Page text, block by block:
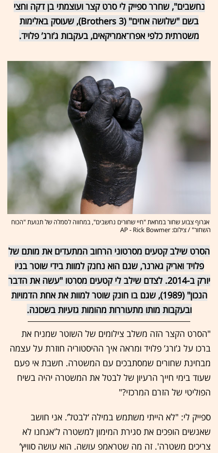
נחשבים", שחרר ספייק לי סרט קצר ועוצמתי בן דקה וחצי
בשם "שלושה אחים" (3 Brothers), שעוסק באלימות
משטרתית כלפי אפרו־אמריקאים, בעקבות ג’ורג’ פלויד.
אגרוף צבוע שחור במחאת "חיי שחורים נחשבים", במחווה לסמלה של תנועת "הכוח
השחור" / צילום: AP - Rick Bowmer
הסרט שילב קטעים מסרטוני הרחוב המתעדים את מותם של
פלויד ואריק גארנר, שגם הוא נחנק למוות בידי שוטר בניו
יורק ב-2014. לצדם שילב לי קטעים מסרטו "עשה את הדבר
הנכון" (1989), שגם בו חונק שוטר למוות את אחת הדמויות
ובעקבות מותו מתעוררות מהומות גזעיות בשכונה.
"הסרט הקצר הזה משלב צילומים של השוטר שמניח את
ברכו על ג’ורג’ פלויד ומראה איך ההיסטוריה חוזרת על עצמה
מבחינת שחורים שמסתבכים עם המשטרה. חשבת אי פעם
שעוד בימי חייך הרעיון של לבטל את המשטרה יהיה בשיח
הפוליטי של הזרם המרכזי?"
ספייק לי: "לא הייתי משתמש במילה ‘לבטל’. אני חושב
שאנשים הופכים את סגירת המימון למשטרה ל'אנחנו לא
צריכים משטרה'. זה מה שטראמפ עושה. הוא עושה סוויץ’